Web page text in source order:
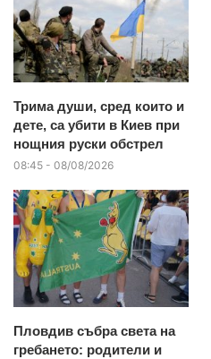
Трима души, сред които и
дете, са убити в Киев при
нощния руски обстрел
08:45 - 08/08/2026
Пловдив събра света на
гребането: родители и